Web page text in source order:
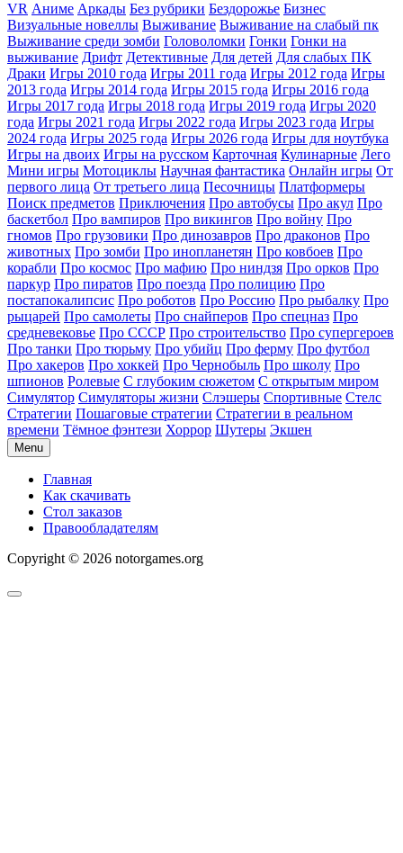
VR Аниме Аркады Без рубрики Бездорожье Бизнес
Визуальные новеллы Выживание Выживание на слабый пк
Выживание среди зомби Головоломки Гонки Гонки на
выживание Дрифт Детективные Для детей Для слабых ПК
Драки Игры 2010 года Игры 2011 года Игры 2012 года Игры
2013 года Игры 2014 года Игры 2015 года Игры 2016 года
Игры 2017 года Игры 2018 года Игры 2019 года Игры 2020
года Игры 2021 года Игры 2022 года Игры 2023 года Игры
2024 года Игры 2025 года Игры 2026 года Игры для ноутбука
Игры на двоих Игры на русском Карточная Кулинарные Лего
Мини игры Мотоциклы Научная фантастика Онлайн игры От
первого лица От третьего лица Песочницы Платформеры
Поиск предметов Приключения Про автобусы Про акул Про
баскетбол Про вампиров Про викингов Про войну Про
гномов Про грузовики Про динозавров Про драконов Про
животных Про зомби Про инопланетян Про ковбоев Про
корабли Про космос Про мафию Про ниндзя Про орков Про
паркур Про пиратов Про поезда Про полицию Про
постапокалипсис Про роботов Про Россию Про рыбалку Про
рыцарей Про самолеты Про снайперов Про спецназ Про
средневековье Про СССР Про строительство Про супергероев
Про танки Про тюрьму Про убийц Про ферму Про футбол
Про хакеров Про хоккей Про Чернобыль Про школу Про
шпионов Ролевые С глубоким сюжетом С открытым миром
Симулятор Симуляторы жизни Слэшеры Спортивные Стелс
Стратегии Пошаговые стратегии Стратегии в реальном
времени Тёмное фэнтези Хоррор Шутеры Экшен
Menu
Главная
Как скачивать
Стол заказов
Правообладателям
Copyright © 2026 notorgames.org
Scroll